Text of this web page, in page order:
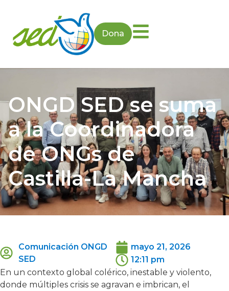
Dona
ONGD SED se suma
a la Coordinadora
de ONGs de
Castilla-La Mancha
Comunicación ONGD
SED
mayo 21, 2026
12:11 pm
En un contexto global colérico, inestable y violento,
donde múltiples crisis se agravan e imbrican, el